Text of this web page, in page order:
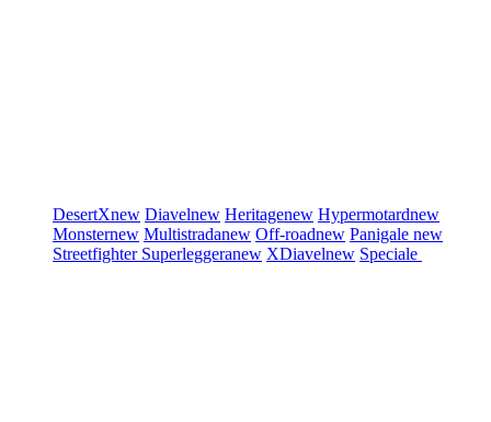
DesertXnew Diavelnew Heritagenew Hypermotardnew
Monsternew Multistradanew Off-roadnew Panigale new
Streetfighter Superleggeranew XDiavelnew Speciale